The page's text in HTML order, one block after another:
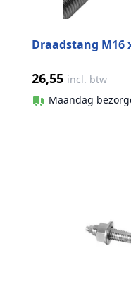
Draadstang M16
26,55 incl. btw
Maandag